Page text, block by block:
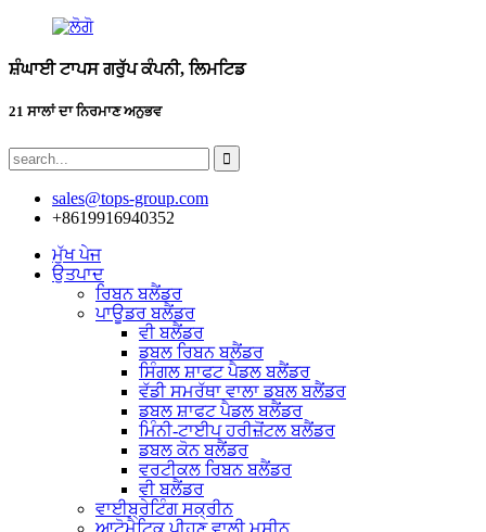
ਸ਼ੰਘਾਈ ਟਾਪਸ ਗਰੁੱਪ ਕੰਪਨੀ, ਲਿਮਟਿਡ
21 ਸਾਲਾਂ ਦਾ ਨਿਰਮਾਣ ਅਨੁਭਵ
sales@tops-group.com
+8619916940352
ਮੁੱਖ ਪੇਜ
ਉਤਪਾਦ
ਰਿਬਨ ਬਲੈਂਡਰ
ਪਾਊਡਰ ਬਲੈਂਡਰ
ਵੀ ਬਲੈਂਡਰ
ਡਬਲ ਰਿਬਨ ਬਲੈਂਡਰ
ਸਿੰਗਲ ਸ਼ਾਫਟ ਪੈਡਲ ਬਲੈਂਡਰ
ਵੱਡੀ ਸਮਰੱਥਾ ਵਾਲਾ ਡਬਲ ਬਲੈਂਡਰ
ਡਬਲ ਸ਼ਾਫਟ ਪੈਡਲ ਬਲੈਂਡਰ
ਮਿੰਨੀ-ਟਾਈਪ ਹਰੀਜ਼ੋਂਟਲ ਬਲੈਂਡਰ
ਡਬਲ ਕੋਨ ਬਲੈਂਡਰ
ਵਰਟੀਕਲ ਰਿਬਨ ਬਲੈਂਡਰ
ਵੀ ਬਲੈਂਡਰ
ਵਾਈਬ੍ਰੇਟਿੰਗ ਸਕ੍ਰੀਨ
ਆਟੋਮੈਟਿਕ ਪੀਹਣ ਵਾਲੀ ਮਸ਼ੀਨ